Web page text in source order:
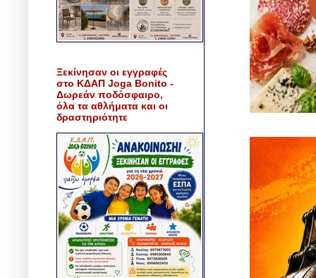
Ξεκίνησαν οι εγγραφές
στο ΚΔΑΠ Joga Bonito -
Δωρεάν ποδόσφαιρο,
όλα τα αθλήματα και οι
δραστηριότητε